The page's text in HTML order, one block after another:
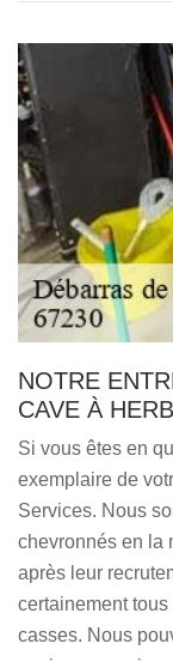
NOTRE
CAVE À
Si vous êtes en
exemplaire de
Services. Nous
chevronnés en la
après leur
certainement
casses. Nous